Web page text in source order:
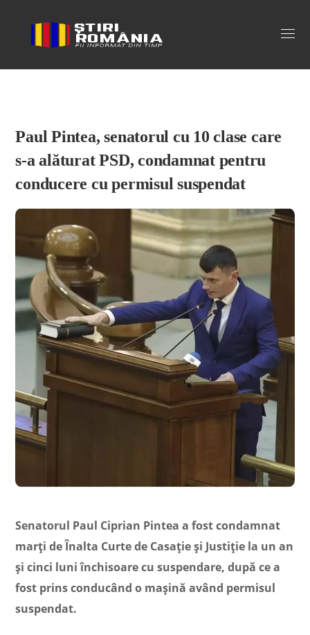
Stiri Romania
Paul Pintea, senatorul cu 10 clase care
s-a alăturat PSD, condamnat pentru
conducere cu permisul suspendat
Senatorul Paul Ciprian Pintea a fost condamnat
marţi de Înalta Curte de Casaţie şi Justiţie la un an
şi cinci luni închisoare cu suspendare, după ce a
fost prins conducând o maşină având permisul
suspendat.